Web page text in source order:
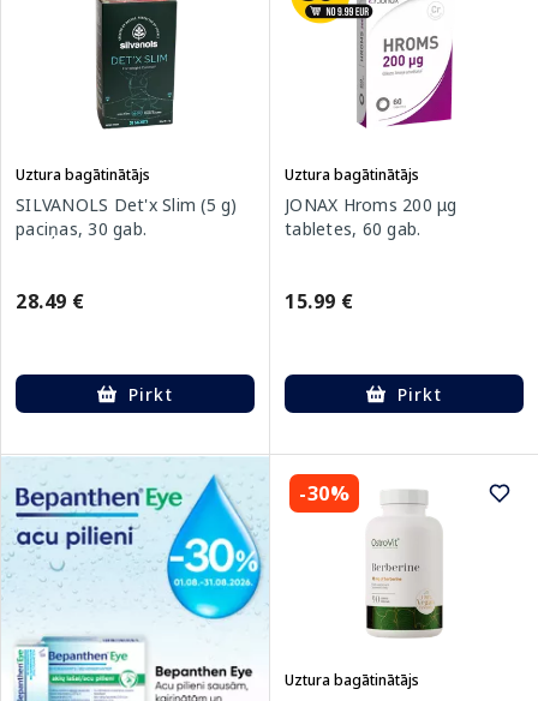
Uztura bagātinātājs
SILVANOLS Det'x Slim (5 g)
paciņas, 30 gab.
28.49 €
Pirkt
Uztura bagātinātājs
JONAX Hroms 200 μg
tabletes, 60 gab.
15.99 €
Pirkt
-30%
Uztura bagātinātājs